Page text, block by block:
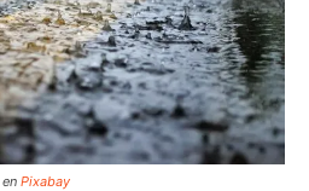
en Pixabay